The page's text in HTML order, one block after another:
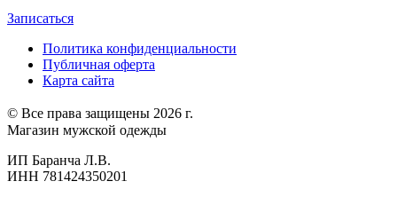
Записаться
Политика конфиденциальности
Публичная оферта
Карта сайта
© Все права защищены 2026 г.
Магазин мужской одежды
ИП Баранча Л.В.
ИНН 781424350201